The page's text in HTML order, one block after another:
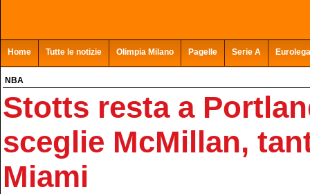
Home Tutte le notizie Olimpia Milano Pagelle Serie A Eurolega
NBA
Stotts resta a
sceglie McMillan,
Miami